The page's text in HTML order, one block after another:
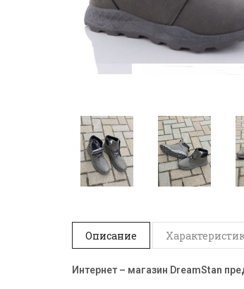
Описание
Интернет – магазин DreamStan